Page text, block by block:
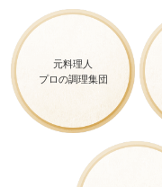
元料理人
プロの調理集団